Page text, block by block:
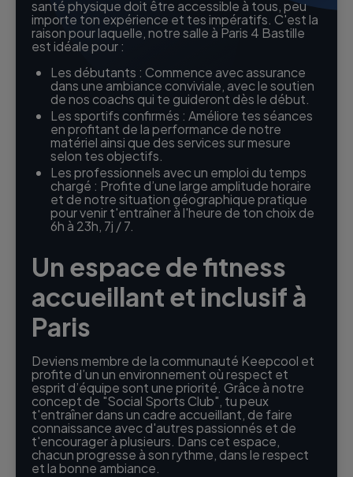
santé physique doit être accessible à tous, peu
importe ton expérience et tes impératifs. C'est la
raison pour laquelle, notre salle à Paris 4 Bastille
est idéale pour :
Les débutants : Commence avec assurance
dans une ambiance conviviale, avec le soutien
de nos coachs qui te guideront dès le début.
Les sportifs confirmés : Améliore tes séances
en profitant de la performance de notre
matériel ainsi que des services sur mesure
selon tes objectifs.
Les professionnels avec un emploi du temps
chargé : Profite d’une large amplitude horaire
et de notre situation géographique pratique
pour venir t'entraîner à l'heure de ton choix de
6h à 23h, 7j / 7.
Un espace de fitness
accueillant et inclusif à
Paris
Deviens membre de la communauté Keepcool et
profite d’un un environnement où respect et
esprit d’équipe sont une priorité. Grâce à notre
concept de "Social Sports Club", tu peux
t'entraîner dans un cadre accueillant, de faire
connaissance avec d'autres passionnés et de
t'encourager à plusieurs. Dans cet espace,
chacun progresse à son rythme, dans le respect
et la bonne ambiance.